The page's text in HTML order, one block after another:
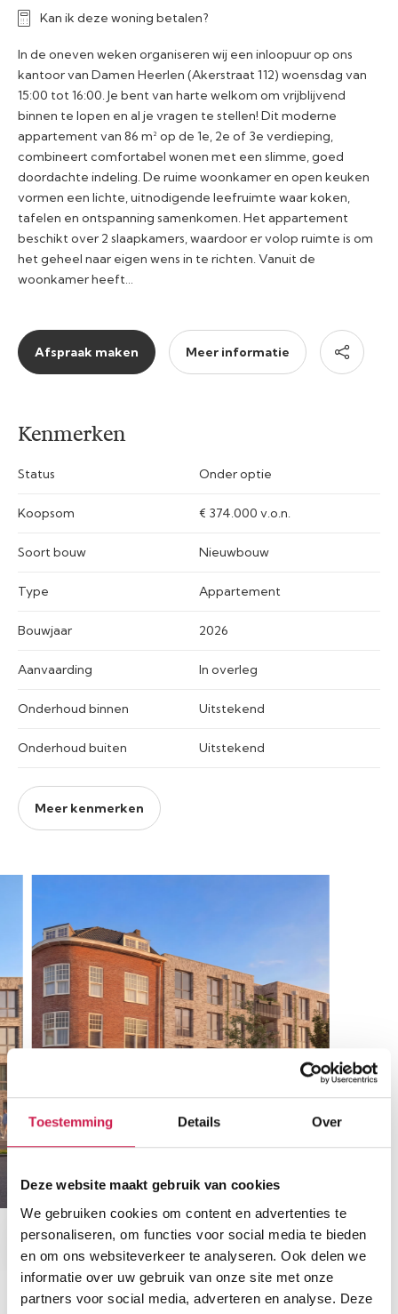
Toestemming Details Over
Deze website maakt gebruik van cookies
We gebruiken cookies om content en advertenties te
personaliseren, om functies voor social media te bieden
en om ons websiteverkeer te analyseren. Ook delen we
informatie over uw gebruik van onze site met onze
partners voor social media, adverteren en analyse. Deze
Kan ik deze woning betalen?
In de oneven weken organiseren wij een inloopuur op ons
kantoor van Damen Heerlen (Akerstraat 112) woensdag van
15:00 tot 16:00. Je bent van harte welkom om vrijblijvend
binnen te lopen en al je vragen te stellen! Dit moderne
appartement van 86 m² op de 1e, 2e of 3e verdieping,
combineert comfortabel wonen met een slimme, goed
doordachte indeling. De ruime woonkamer en open keuken
vormen een lichte, uitnodigende leefruimte waar koken,
tafelen en ontspanning samenkomen. Het appartement
beschikt over 2 slaapkamers, waardoor er volop ruimte is om
het geheel naar eigen wens in te richten. Vanuit de
woonkamer heeft…
Afspraak maken Meer informatie
Kenmerken
Status Onder optie
Koopsom € 374.000 v.o.n.
Soort bouw Nieuwbouw
Type Appartement
Bouwjaar 2026
Aanvaarding In overleg
Onderhoud binnen Uitstekend
Onderhoud buiten Uitstekend
Meer kenmerken